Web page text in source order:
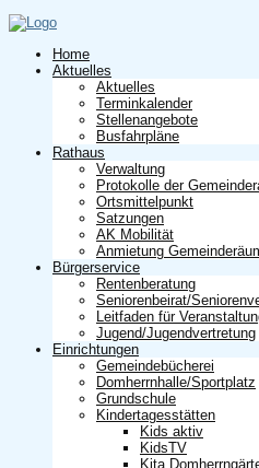
Home
Aktuelles
Aktuelles
Terminkalender
Stellenangebote
Busfahrpläne
Rathaus
Verwaltung
Protokolle der
Ortsmittelpunkt
Satzungen
AK Mobilität
Anmietung
Bürgerservice
Rentenberatung
Seniorenbeirat/
Leitfaden für
Jugend/Jugendvertretung
Einrichtungen
Gemeindebücherei
Domherrnhalle/Sportplatz
Grundschule
Kindertagesstätten
Kids aktiv
KidsTV
Kita